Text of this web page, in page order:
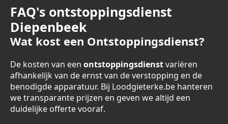
FAQ's ontstoppingsdienst
Diepenbeek
Wat kost een Ontstoppingsdienst?
De kosten van een ontstoppingsdienstvariëren
afhankelijk van de ernst van de verstopping en de
benodigde apparatuur. Bij Loodgieterke.be hanteren
we transparante prijzen en geven we altijd een
duidelijke offerte vooraf.